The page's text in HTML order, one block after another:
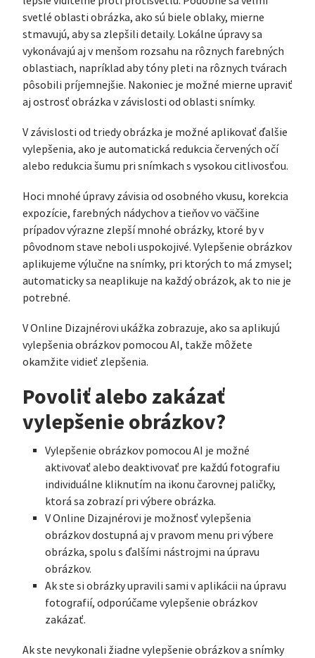
svetlé oblasti obrázka, ako sú biele oblaky, mierne
stmavujú, aby sa zlepšili detaily. Lokálne úpravy sa
vykonávajú aj v menšom rozsahu na rôznych farebných
oblastiach, napríklad aby tóny pleti na rôznych tvárach
pôsobili príjemnejšie. Nakoniec je možné mierne upraviť
aj ostrosť obrázka v závislosti od oblasti snímky.
V závislosti od triedy obrázka je možné aplikovať ďalšie
vylepšenia, ako je automatická redukcia červených očí
alebo redukcia šumu pri snímkach s vysokou citlivosťou.
Hoci mnohé úpravy závisia od osobného vkusu, korekcia
expozície, farebných nádychov a tieňov vo väčšine
prípadov výrazne zlepší mnohé obrázky, ktoré by v
pôvodnom stave neboli uspokojivé. Vylepšenie obrázkov
aplikujeme výlučne na snímky, pri ktorých to má zmysel;
automaticky sa neaplikuje na každý obrázok, ak to nie je
potrebné.
V Online Dizajnérovi ukážka zobrazuje, ako sa aplikujú
vylepšenia obrázkov pomocou AI, takže môžete
okamžite vidieť zlepšenia.
Povoliť alebo zakázať
vylepšenie obrázkov?
Vylepšenie obrázkov pomocou AI je možné
aktivovať alebo deaktivovať pre každú fotografiu
individuálne kliknutím na ikonu čarovnej paličky,
ktorá sa zobrazí pri výbere obrázka.
V Online Dizajnérovi je možnosť vylepšenia
obrázkov dostupná aj v pravom menu pri výbere
obrázka, spolu s ďalšími nástrojmi na úpravu
obrázkov.
Ak ste si obrázky upravili sami v aplikácii na úpravu
fotografií, odporúčame vylepšenie obrázkov
zakázať.
Ak ste nevykonali žiadne vylepšenie obrázkov a snímky